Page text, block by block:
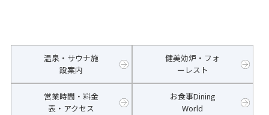
温泉・サウナ施
設案内
健美効炉・フォ
ーレスト
営業時間・料金
表・アクセス
お食事Dining
World